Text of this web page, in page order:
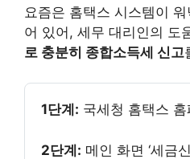
요즘은 홈택스 시스템이
어 있어, 세무 대리인의 도
로 충분히 종합소득세 신고
1단계: 국세청 홈택스
2단계: 메인 화면 ‘세금